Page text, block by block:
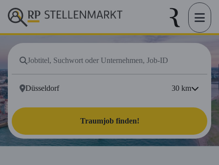
30 km
Traumjob finden!